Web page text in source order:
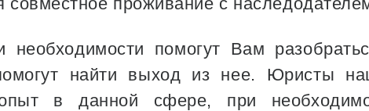
помогут Вам
найти выход из нее. Юристы
в данной сфере, при